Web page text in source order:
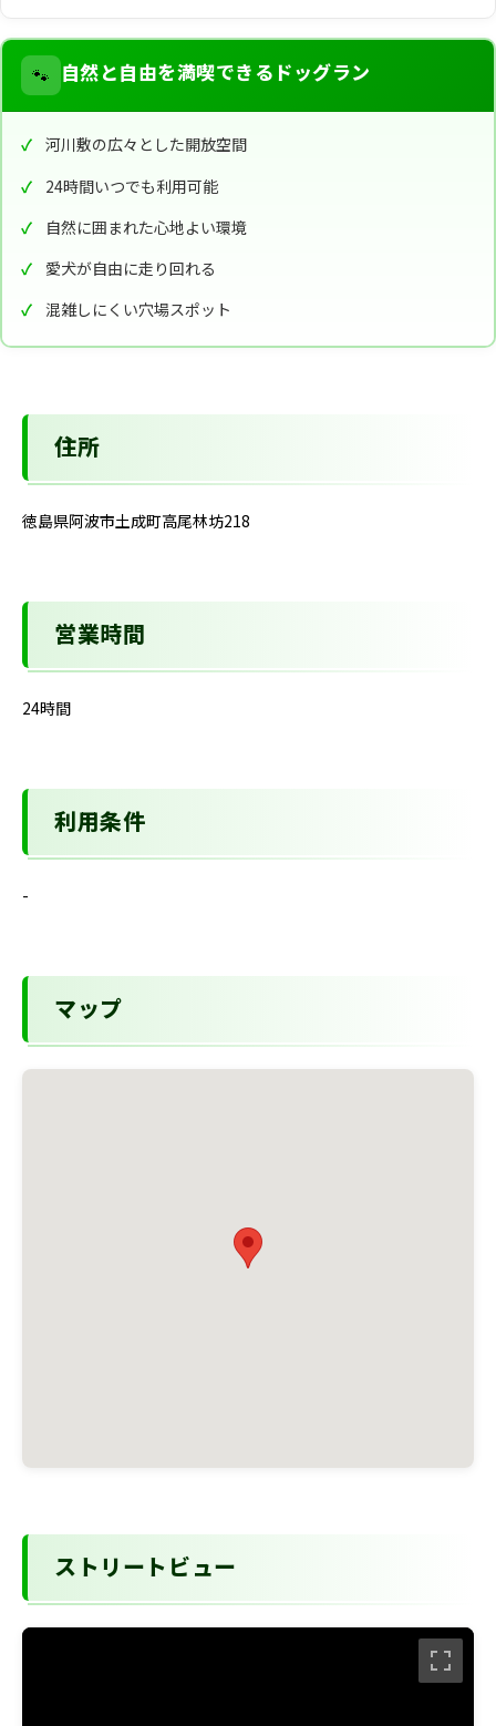
🐾 自然と自由を満喫できるドッグラン
河川敷の広々とした開放空間
24時間いつでも利用可能
自然に囲まれた心地よい環境
愛犬が自由に走り回れる
混雑しにくい穴場スポット
住所
徳島県阿波市土成町高尾林坊218
営業時間
24時間
利用条件
-
マップ
ストリートビュー